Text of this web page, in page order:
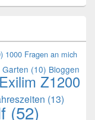
1000 Fragen an mich
Garten (10) Bloggen
Z1200
(13)
(52)